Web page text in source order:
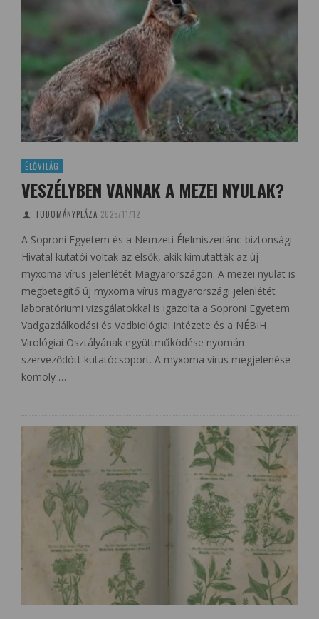
ÉLŐVILÁG
VESZÉLYBEN VANNAK A MEZEI NYULAK?
TUDOMÁNYPLÁZA 2025/11/12
A Soproni Egyetem és a Nemzeti Élelmiszerlánc-biztonsági
Hivatal kutatói voltak az elsők, akik kimutatták az új
myxoma vírus jelenlétét Magyarországon. A mezei nyulat is
megbetegítő új myxoma vírus magyarországi jelenlétét
laboratóriumi vizsgálatokkal is igazolta a Soproni Egyetem
Vadgazdálkodási és Vadbiológiai Intézete és a NÉBIH
Virológiai Osztályának együttműködése nyomán
szerveződött kutatócsoport. A myxoma vírus megjelenése
komoly …